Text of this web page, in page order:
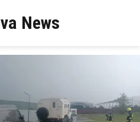
News